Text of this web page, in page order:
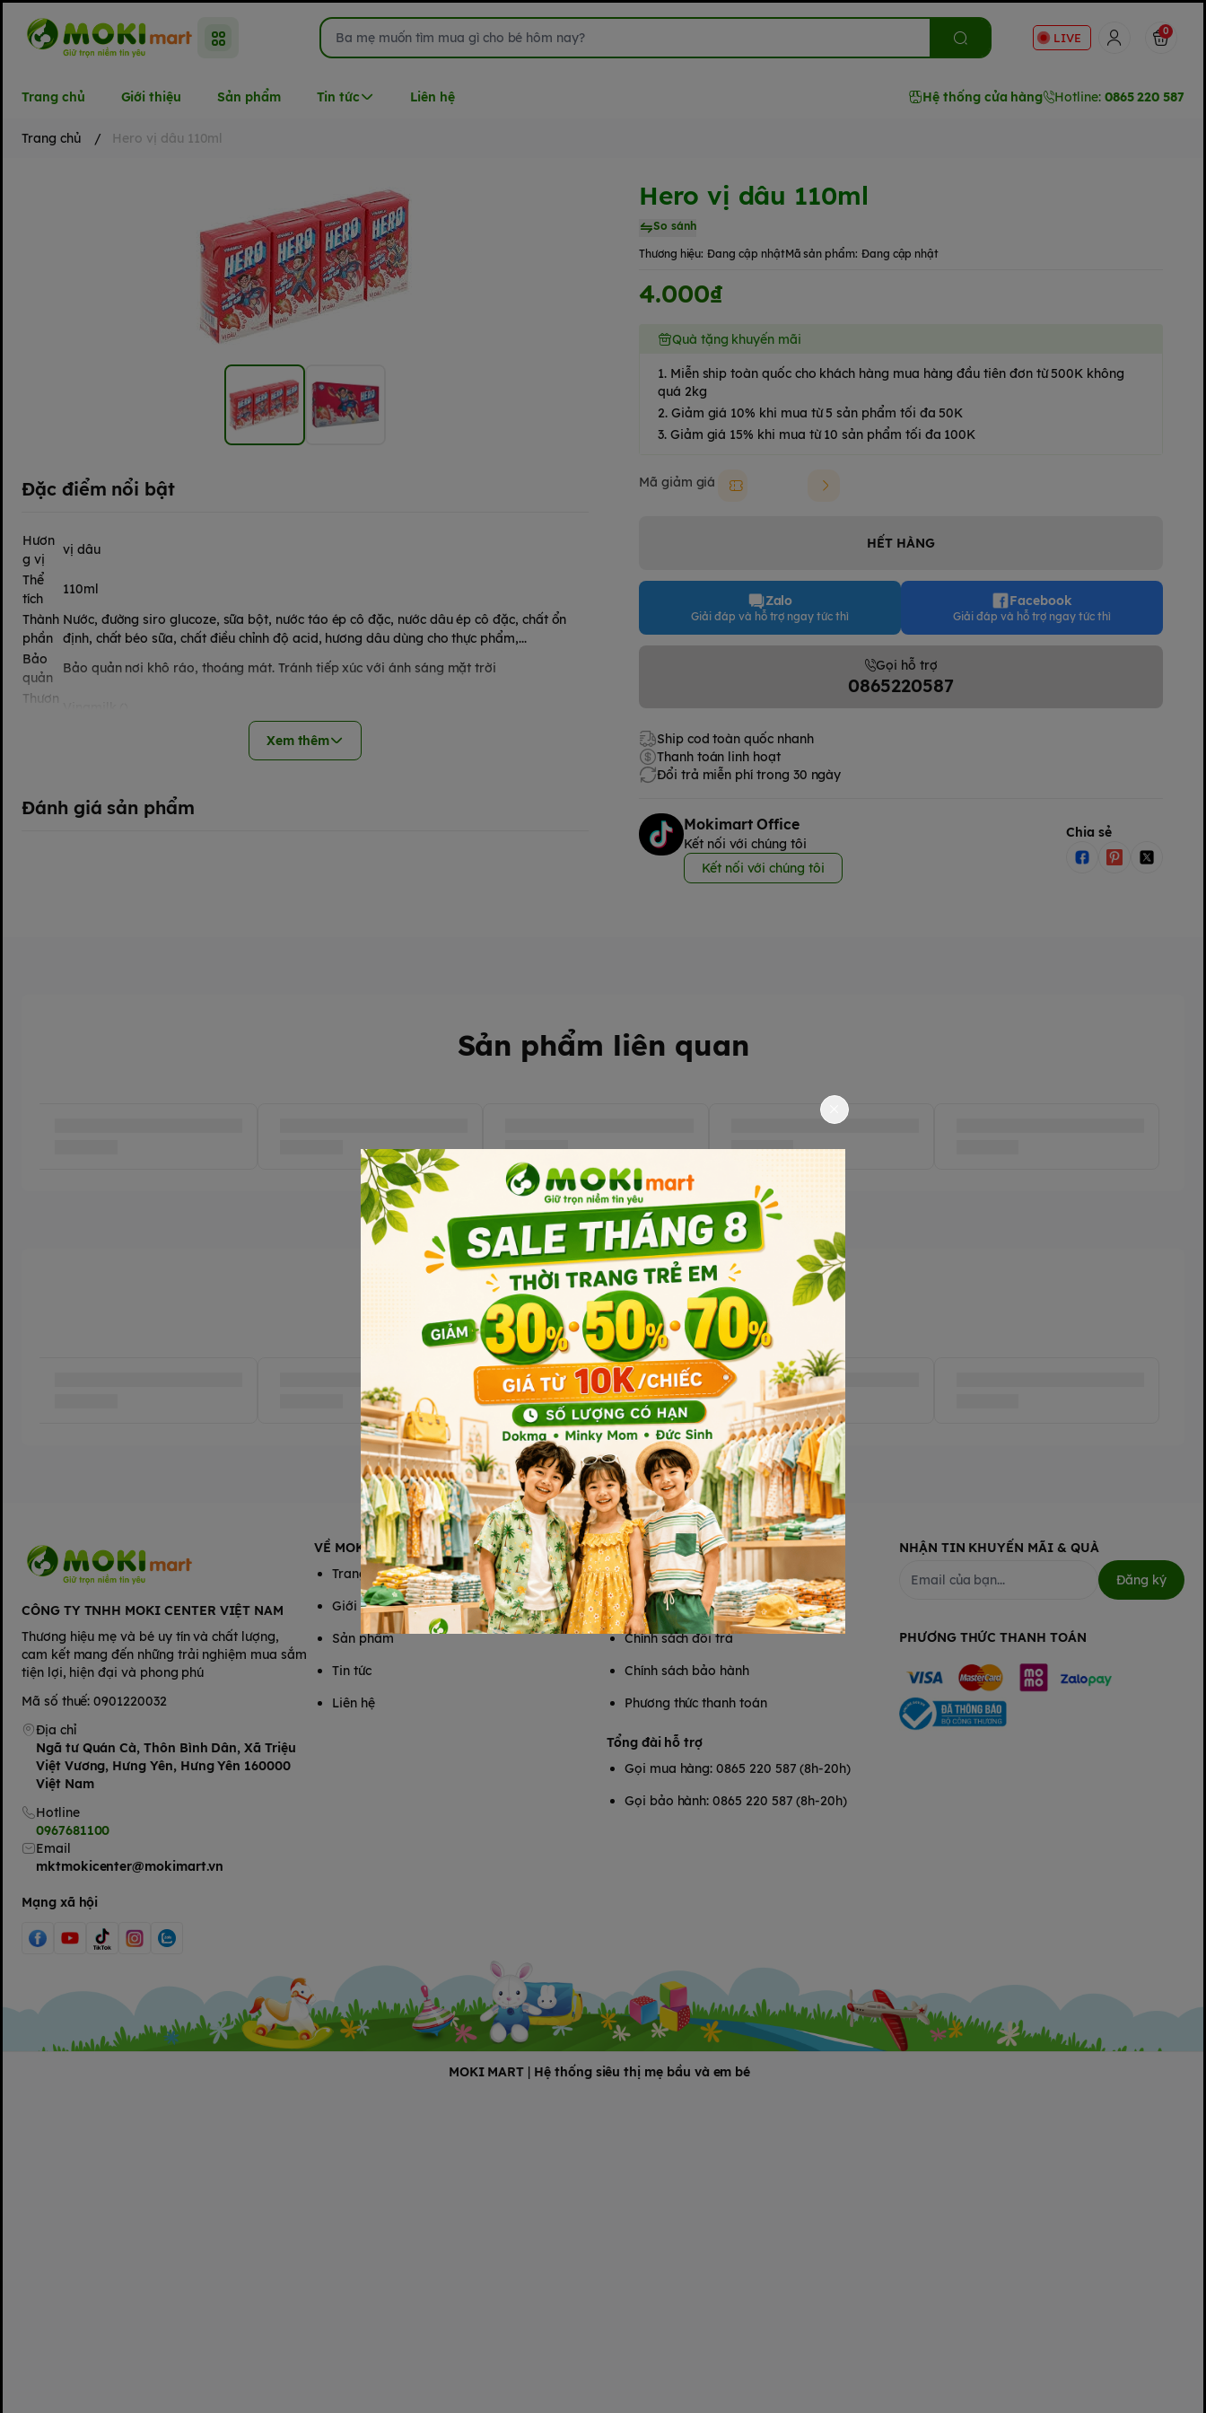
LIVE 0
Trang chủ Giới thiệu Sản phẩm Tin tức Liên hệ Hệ thống cửa hàng Hotline: 0865 220 587
Trang chủ / Hero vị dâu 110ml
Hero vị dâu 110ml
So sánh
Thương hiệu: Đang cập nhậtMã sản phẩm: Đang cập nhật
4.000₫
Quà tặng khuyến mãi
1. Miễn ship toàn quốc cho khách hàng mua hàng đầu tiên đơn từ 500K không
quá 2kg
2. Giảm giá 10% khi mua từ 5 sản phẩm tối đa 50K
3. Giảm giá 15% khi mua từ 10 sản phẩm tối đa 100K
Mã giảm giá Moki50k
HẾT HÀNG
Zalo
Giải đáp và hỗ trợ ngay tức thì
Facebook
Giải đáp và hỗ trợ ngay tức thì
Gọi hỗ trợ
0865220587
Ship cod toàn quốc nhanh
Thanh toán linh hoạt
Đổi trả miễn phí trong 30 ngày
Mokimart Office
Kết nối với chúng tôi
Kết nối với chúng tôi
Chia sẻ
Đặc điểm nổi bật
Hươn
g vị
vị dâu
Thể
tích
110ml
Thành
phần
Nước, đường siro glucoze, sữa bột, nước táo ép cô đặc, nước dâu ép cô đặc, chất ổn
định, chất béo sữa, chất điều chỉnh độ acid, hương dâu dùng cho thực phẩm,...
Bảo
quản
Bảo quản nơi khô ráo, thoáng mát. Tránh tiếp xúc với ánh sáng mặt trời
Thươn
Xem thêm
Đánh giá sản phẩm
Sản phẩm liên quan
Sản phẩm cùng phân khúc
CÔNG TY TNHH MOKI CENTER VIỆT NAM
Thương hiệu mẹ và bé uy tín và chất lượng,
cam kết mang đến những trải nghiệm mua sắm
tiện lợi, hiện đại và phong phú
Mã số thuế: 0901220032
Địa chỉ
Ngã tư Quán Cà, Thôn Bình Dân, Xã Triệu
Việt Vương, Hưng Yên, Hưng Yên 160000
Việt Nam
Hotline
0967681100
Email
mktmokicenter@mokimart.vn
Mạng xã hội
VỀ MOKIMART
Trang chủ
Giới thiệu
Sản phẩm
Tin tức
Liên hệ
HỖ TRỢ KHÁCH HÀNG
Chính sách bảo mật
Chính sách vận chuyển
Chính sách đổi trả
Chính sách bảo hành
Phương thức thanh toán
Tổng đài hỗ trợ
Gọi mua hàng: 0865 220 587 (8h-20h)
Gọi bảo hành: 0865 220 587 (8h-20h)
NHẬN TIN KHUYẾN MÃI & QUÀ
Đăng ký
PHƯƠNG THỨC THANH TOÁN
MOKI MART | Hệ thống siêu thị mẹ bầu và em bé